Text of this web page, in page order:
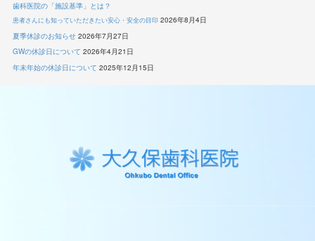
歯科医院の「施設基準」とは？
患者さんにも知っていただきたい安心・安全の目印 2026年8月4日
夏季休診のお知らせ 2026年7月27日
GWの休診日について 2026年4月21日
年末年始の休診日について 2025年12月15日